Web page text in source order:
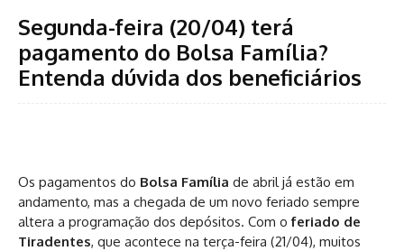
Segunda-feira (20/04) terá
pagamento do Bolsa Família?
Entenda dúvida dos beneficiários
Os pagamentos do Bolsa Família de abril já estão em
andamento, mas a chegada de um novo feriado sempre
altera a programação dos depósitos. Com oferiado de
Tiradentes, que acontece na terça-feira (21/04), muitos